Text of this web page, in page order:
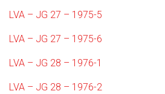
LVA – JG 27 – 1975-5
LVA – JG 27 – 1975-6
LVA – JG 28 – 1976-1
LVA – JG 28 – 1976-2